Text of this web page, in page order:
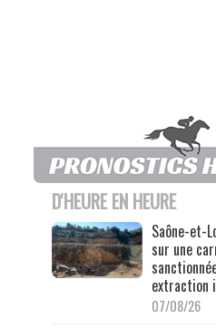
D'HEURE EN HEURE
Saône-et-
sur une
extraction
07/08/26